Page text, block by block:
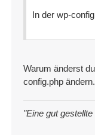
In der wp-
Warum änderst
config.php
"Eine gut